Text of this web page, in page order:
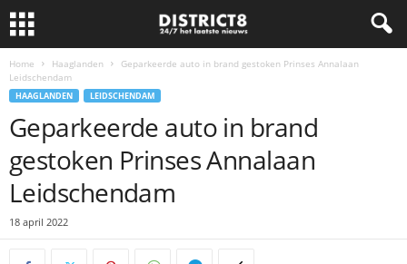
Home Haaglanden
Geparkeerde auto in brand gestoken Prinses Annalaan
Leidschendam
HAAGLANDEN LEIDSCHENDAM
Geparkeerde auto in brand
gestoken Prinses Annalaan
Leidschendam
18 april 2022